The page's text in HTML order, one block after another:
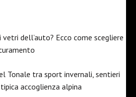
dell’auto? Ecco come scegliere
Tonale tra sport invernali, sentieri
accoglienza alpina